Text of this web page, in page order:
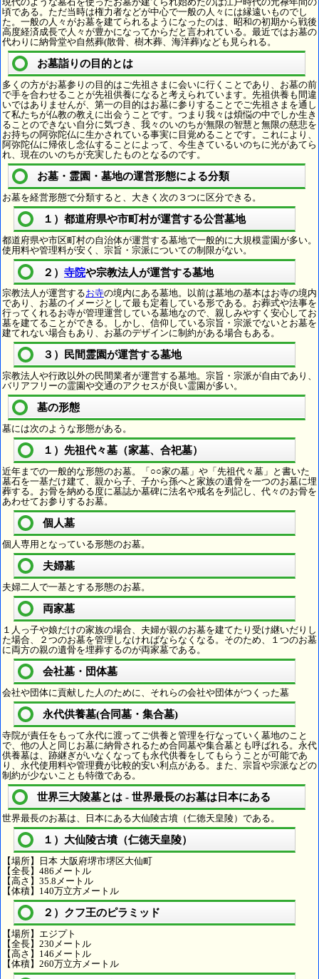
頃である。ただ当時は権力者などが中心で一般の人々には縁遠いものでし
た。一般の人々がお墓を建てられるようになったのは、昭和の初期から戦後
高度経済成長で人々が豊かになってからだと言われている。最近ではお墓の
代わりに納骨堂や自然葬(散骨、樹木葬、海洋葬)なども見られる。
お墓詣りの目的とは
多くの方がお墓参りの目的はご先祖さまに会いに行くことであり、お墓の前
で手を合わせることが先祖供養になると考えられています。先祖供養も間違
いではありませんが、第一の目的はお墓に参りすることでご先祖さまを通し
て私たちが仏教の教えに出会うことです。つまり我々は煩悩の中でしか生き
ることのできない自分に気づき、我々のいのちが無限の智慧と無限の慈悲を
お持ちの阿弥陀仏に生かされている事実に目覚めることです。これにより、
阿弥陀仏に帰依し念仏することによって、今生きているいのちに光があてら
れ、現在のいのちが充実したものとなるのです。
お墓・霊園・墓地の運営形態による分類
お墓を経営形態で分類すると、大きく次の３つに区分できる。
１）都道府県や市町村が運営する公営墓地
都道府県や市区町村の自治体が運営する墓地で一般的に大規模霊園が多い。
使用料や管理料が安く、宗旨・宗派についての制限がない。
２） 寺院や宗教法人が運営する墓地
宗教法人が運営するお寺の境内にある墓地。以前は墓地の基本はお寺の境内
であり、お墓のイメージとして最も定着している形である。お葬式や法事を
行ってくれるお寺が管理運営している墓地なので、親しみやすく安心してお
墓を建てることができる。しかし、信仰している宗旨・宗派でないとお墓を
建てれない場合もあり、お墓のデザインに制約がある場合もある。
３）民間霊園が運営する墓地
宗教法人や行政以外の民間業者が運営する墓地。宗旨・宗派が自由であり、
バリアフリーの霊園や交通のアクセスが良い霊園が多い。
墓の形態
墓には次のような形態がある。
１）先祖代々墓（家墓、合祀墓）
近年までの一般的な形態のお墓。「○○家の墓」や「先祖代々墓」と書いた
墓石を一基だけ建て、親から子、子から孫へと家族の遺骨を一つのお墓に埋
葬する。お骨を納める度に墓誌か墓碑に法名や戒名を列記し、代々のお骨を
あわせてお参りするお墓。
個人墓
個人専用となっている形態のお墓。
夫婦墓
夫婦二人で一基とする形態のお墓。
両家墓
１人っ子や娘だけの家族の場合、夫婦が親のお墓を建てたり受け継いだりし
た場合、２つのお墓を管理しなければならなくなる。そのため、１つのお墓
に両方の親の遺骨を埋葬するのが両家墓である。
会社墓・団体墓
会社や団体に貢献した人のために、それらの会社や団体がつくった墓
永代供養墓(合同墓・集合墓)
寺院が責任をもって永代に渡ってご供養と管理を行なっていく墓地のこと
で、他の人と同じお墓に納骨されるため合同墓や集合墓とも呼ばれる。永代
供養墓は、跡継ぎがいなくなっても永代供養をしてもらうことが可能であ
り、永代使用料や管理費が比較的安い利点がある。また、宗旨や宗派などの
制約が少ないことも特徴である。
世界三大陵墓とは - 世界最長のお墓は日本にある
世界最長のお墓は、日本にある大仙陵古墳（仁徳天皇陵）である。
１）大仙陵古墳（仁徳天皇陵）
【場所】日本 大阪府堺市堺区大仙町
【全長】486メートル
【高さ】35.8メートル
【体積】140万立方メートル
２）クフ王のピラミッド
【場所】エジプト
【全長】230メートル
【高さ】146メートル
【体積】260万立方メートル